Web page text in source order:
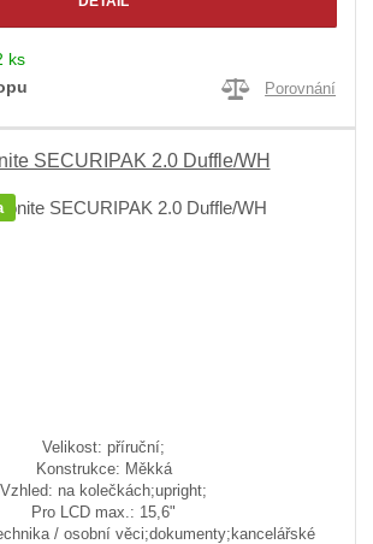
ks
Porovnání
SECURIPAK 2.0 Duffle/WH
Velikost: příruční;
Konstrukce: Měkká
Vzhled: na kolečkách;upright;
Pro LCD max.: 15,6"
/ osobní věci;dokumenty;kancelářské